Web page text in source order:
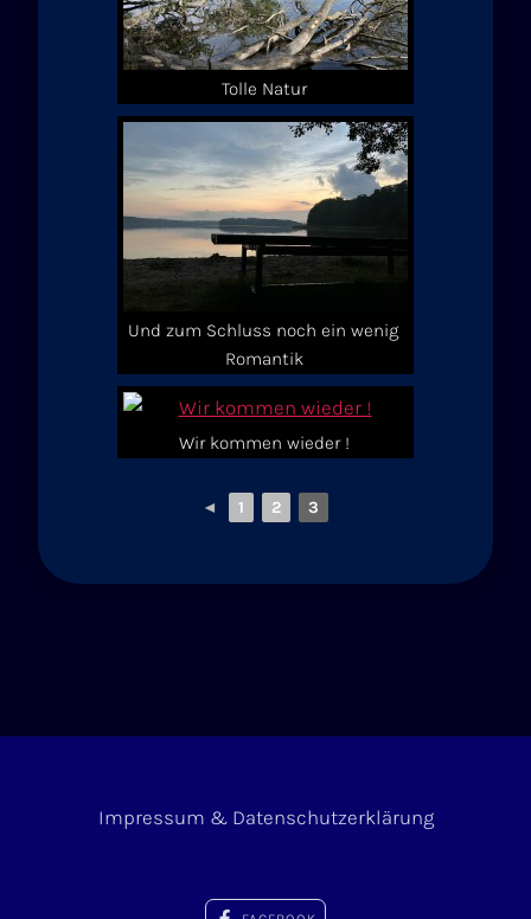
Tolle Natur
Und zum Schluss noch ein wenig
Romantik
Wir kommen wieder !
◄ 1 2 3
Impressum & Datenschutzerklärung